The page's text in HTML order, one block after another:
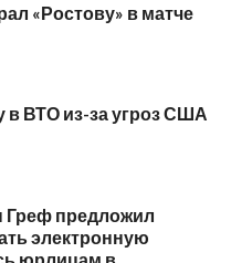
«Ростову» в матче
в ВТО из-за угроз США
Греф предложил
электронную